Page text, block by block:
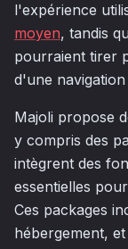
l'expérience
moyen, tandis
pourraient tirer
d'une navigation
Majoli propose
y compris des
intègrent des
essentielles
Ces packages
hébergement,